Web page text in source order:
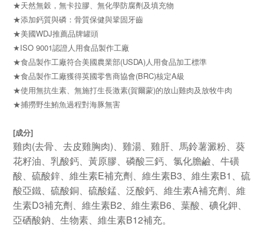
★天然無穀，無卡拉膠、無化學防腐劑及填充物
★添加鈣質與磷：骨質保健與鞏固牙齒
★美國WDJ推薦品牌罐頭
★ISO 9001認證人用食品製作工廠
★食品製作工廠符合美國農業部(USDA)人用食品加工標準
★食品製作工廠獲得英國零售商協會(BRC)核定A級
★使用無抗生素、無施打生長激素(賀爾蒙)的放山雞肉及放牧牛肉
★捕撈野生鮪魚過程對海豚無害
[成分]
雞肉(去骨、去皮雞胸肉) 、雞湯、雞肝、馬鈴薯澱粉、葵
花籽油、乳酸鈣、黃原膠、磷酸三鈣、氯化膽鹼、牛磺
酸、硫酸鋅、維生素E補充劑、維生素B3 、維生素B1
、硫
酸亞鐵、硫酸銅、硫酸錳、泛酸鈣、維生素A補充劑、維
生素D3補充劑、維生素B2 、維生素B6 、葉酸、碘化鉀、
亞硒酸鈉、生物素、維生素B12補充。